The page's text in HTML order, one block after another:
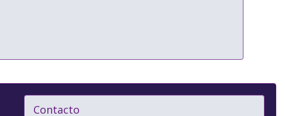
Contacto